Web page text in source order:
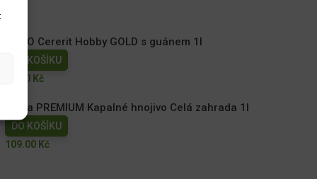
AGRO Cererit Hobby GOLD s guánem 1l
DO KOŠÍKU
95.00 Kč
Floria PREMIUM Kapalné hnojivo Celá zahrada 1l
DO KOŠÍKU
109.00 Kč